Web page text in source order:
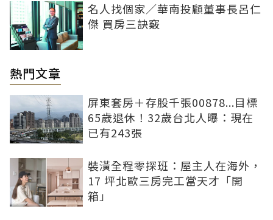
名人找個家／華南投顧董事長呂仁
傑 買房三訣竅
熱門文章
屏東套房＋存股千張00878...目標
65歲退休！32歲台北人曝：現在
已有243張
裝潢全程零探班：屋主人在海外，
17 坪北歐三房完工當天才「開
箱」